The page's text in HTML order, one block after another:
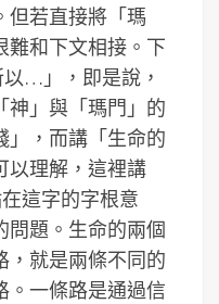
但若直接將「瑪
難和下文相接。下
…」，即是說，
神」與「瑪門」的
」，而講「生命的
以理解，這裡講
在這字的字根意
問題。生命的兩個
，就是兩條不同的
。一條路是通過信